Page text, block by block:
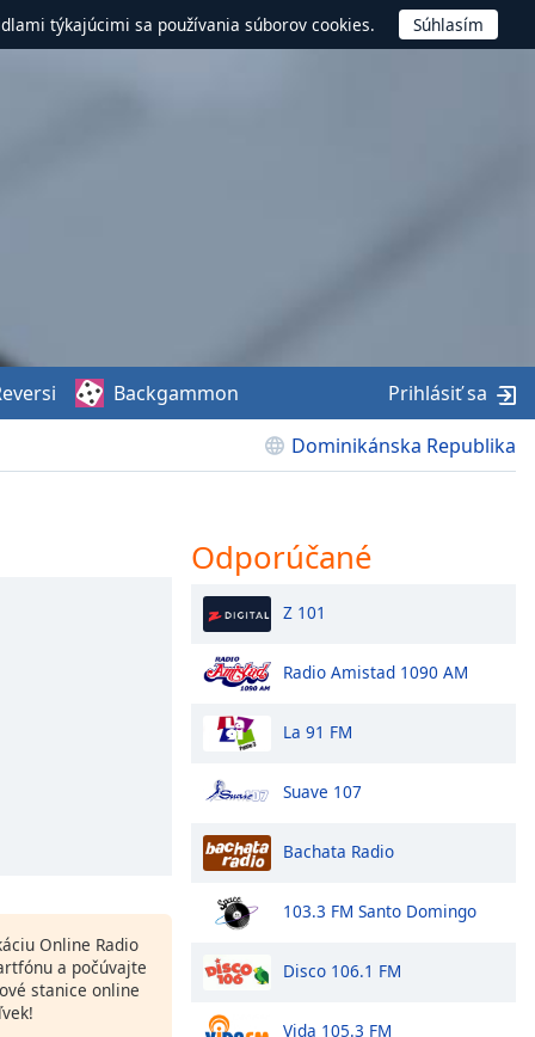
týkajúcimi sa používania súborov cookies.
Dominikánska Republika
Backgammon Prihlásiť sa
Online Radio
a počúvajte
stanice online
Odporúčané
Z 101
Radio Amistad 1090 AM
La 91 FM
Suave 107
Bachata Radio
103.3 FM Santo Domingo
Disco 106.1 FM
Vida 105.3 FM